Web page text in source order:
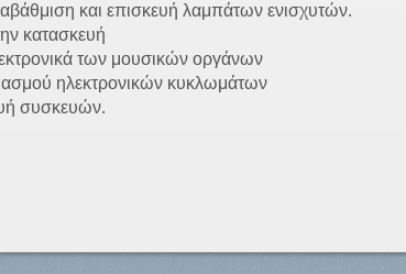
και επισκευή λαμπάτων ενισχυτών.
κατασκευή
των μουσικών οργάνων
ηλεκτρονικών κυκλωμάτων
συσκευών.